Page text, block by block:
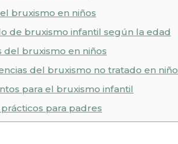
bruxismo en niños
de bruxismo infantil según la edad
del bruxismo en niños
del bruxismo no tratado en
para el bruxismo infantil
para padres